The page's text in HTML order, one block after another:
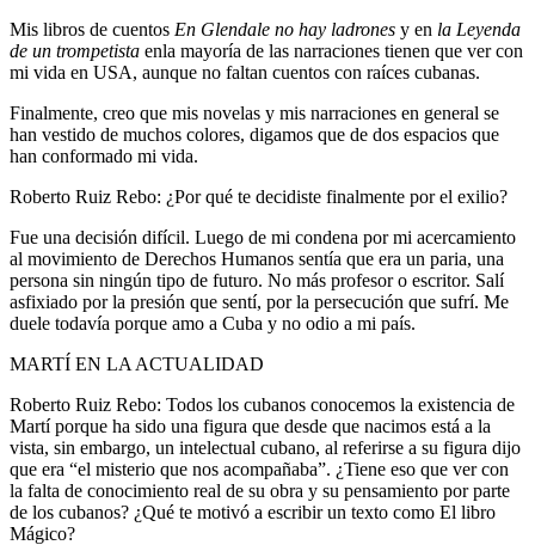
Mis libros de cuentos En Glendale no hay ladrones y en la Leyenda
de un trompetista enla mayoría de las narraciones tienen que ver con
mi vida en USA, aunque no faltan cuentos con raíces cubanas.
Finalmente, creo que mis novelas y mis narraciones en general se
han vestido de muchos colores, digamos que de dos espacios que
han conformado mi vida.
Roberto Ruiz Rebo: ¿Por qué te decidiste finalmente por el exilio?
Fue una decisión difícil. Luego de mi condena por mi acercamiento
al movimiento de Derechos Humanos sentía que era un paria, una
persona sin ningún tipo de futuro. No más profesor o escritor. Salí
asfixiado por la presión que sentí, por la persecución que sufrí. Me
duele todavía porque amo a Cuba y no odio a mi país.
MARTÍ EN LA ACTUALIDAD
Roberto Ruiz Rebo: Todos los cubanos conocemos la existencia de
Martí porque ha sido una figura que desde que nacimos está a la
vista, sin embargo, un intelectual cubano, al referirse a su figura dijo
que era “el misterio que nos acompañaba”. ¿Tiene eso que ver con
la falta de conocimiento real de su obra y su pensamiento por parte
de los cubanos? ¿Qué te motivó a escribir un texto como El libro
Mágico?